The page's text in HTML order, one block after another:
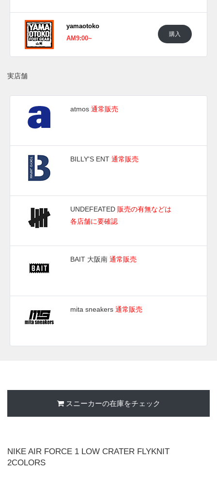
yamaotoko
AM9:00~
購入
実店舗
atmos 通常販売
BILLY'S ENT 通常販売
UNDEFEATED 販売の有無などは
各店舗に要確認
BAIT 大阪南 通常販売
mita sneakers 通常販売
スニーカーの在庫をチェック
NIKE AIR FORCE 1 LOW CRATER FLYKNIT
2COLORS